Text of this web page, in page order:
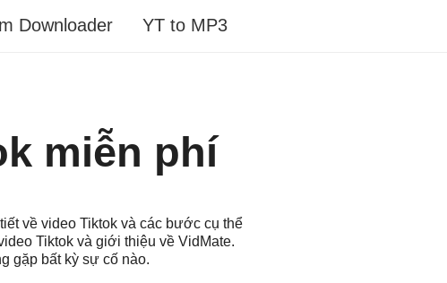
Downloader YT to MP3
miễn phí
về video Tiktok và các bước cụ thể
Tiktok và giới thiệu về VidMate.
gặp bất kỳ sự cố nào.